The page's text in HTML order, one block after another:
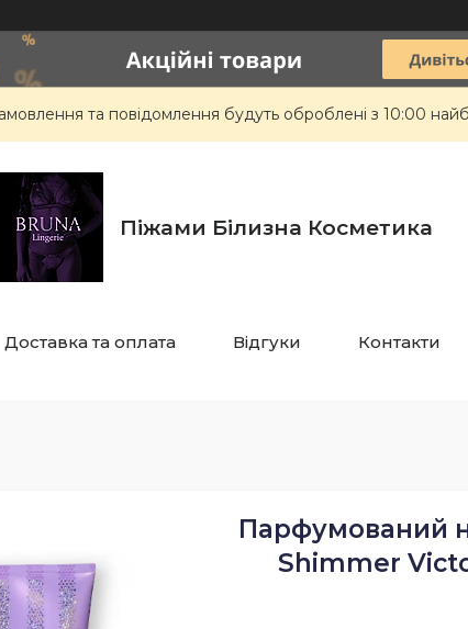
та повідомлення будуть оброблені з 10:00
Піжами Білизна Косметика
Доставка та оплата Відгуки Контакти
Парфумований
Shimmer